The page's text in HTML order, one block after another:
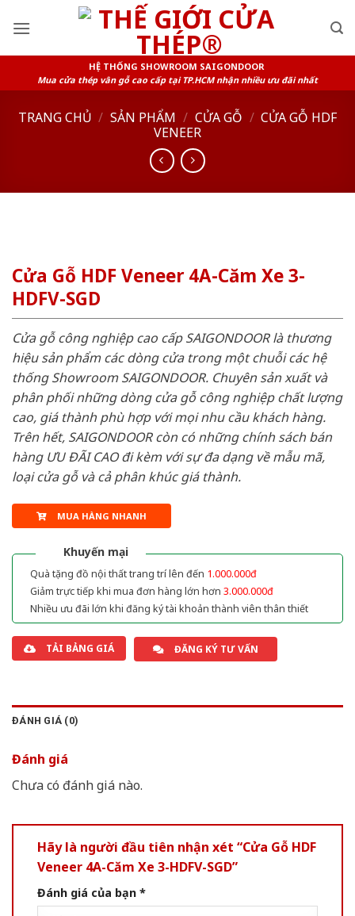
HỆ THỐNG SHOWROOM SAIGONDOOR
Mua cửa thép vân gỗ cao cấp tại TP.HCM nhận nhiều ưu đãi nhất
TRANG CHỦ / SẢN PHẨM / CỬA GỖ / CỬA GỖ HDF
VENEER
Cửa Gỗ HDF Veneer 4A-Căm Xe 3-
HDFV-SGD
Cửa gỗ công nghiệp cao cấp SAIGONDOOR là thương
hiệu sản phẩm các dòng cửa trong một chuỗi các hệ
thống Showroom SAIGONDOOR. Chuyên sản xuất và
phân phối những dòng cửa gỗ công nghiệp chất lượng
cao, giá thành phù hợp với mọi nhu cầu khách hàng.
Trên hết, SAIGONDOOR còn có những chính sách bán
hàng ƯU ĐÃI CAO đi kèm với sự đa dạng về mẫu mã,
loại cửa gỗ và cả phân khúc giá thành.
MUA HÀNG NHANH
Khuyến mại
Quà tặng đồ nội thất trang trí lên đến 1.000.000đ
Giảm trực tiếp khi mua đơn hàng lớn hơn 3.000.000đ
Nhiều ưu đãi lớn khi đăng ký tài khoản thành viên thân thiết
TẢI BẢNG GIÁ ĐĂNG KÝ TƯ VẤN
ĐÁNH GIÁ (0)
Đánh giá
Chưa có đánh giá nào.
Hãy là người đầu tiên nhận xét “Cửa Gỗ HDF
Veneer 4A-Căm Xe 3-HDFV-SGD”
Đánh giá của bạn *